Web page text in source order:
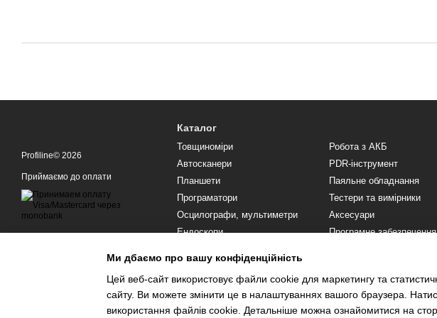
Profiline© 2026
Приймаємо до оплати
Каталог
Товщиноміри
Автосканери
Планшети
Програматори
Осцилографи, мультиметри
Ендоскопи
Робота з АКБ
PDR-інструмент
Паяльне обладнання
Тестери та вимірники
Аксесуари
Програмне
Ми дбаємо про вашу конфіденційність
Цей веб-сайт використовує файли cookie для маркетингу та
сайту. Ви можете змінити це в налаштуваннях вашого браузера.
використання файлів cookie. Детальніше можна ознайомитися на